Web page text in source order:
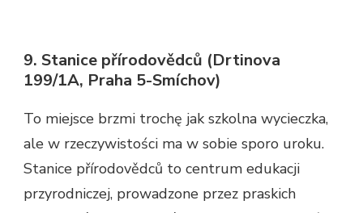
9. Stanice přírodovědců (Drtinova
199/1A, Praha 5-Smíchov)
To miejsce brzmi trochę jak szkolna wycieczka,
ale w rzeczywistości ma w sobie sporo uroku.
Stanice přírodovědců to centrum edukacji
przyrodniczej, prowadzone przez praskich